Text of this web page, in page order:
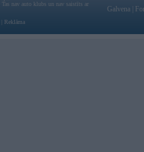
nav auto klubs un nav saistīts ar
Reklāma
Galvena